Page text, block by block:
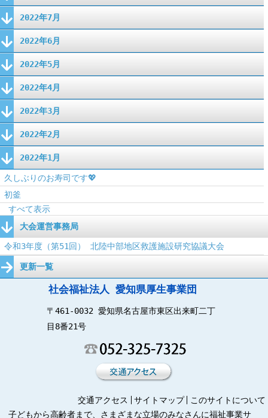
2022年7月
2022年6月
2022年5月
2022年4月
2022年3月
2022年2月
2022年1月
久しぶりのお寿司です💖
初釜
すべて表示
大会運営事務局
令和3年度（第51回） 北陸中部地区救護施設研究協議大会
更新一覧
社会福祉法人 愛知県厚生事業団
〒461-0032 愛知県名古屋市東区出来町二丁
目8番21号
交通アクセス サイトマップ
このサイトについて
子どもから高齢者まで、さまざまな立場のみなさんに福祉事業サ